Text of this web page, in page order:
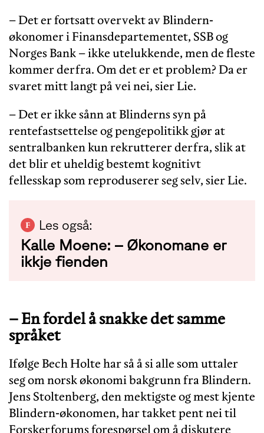
– Det er fortsatt overvekt av Blindern-
økonomer i Finansdepartementet, SSB og
Norges Bank – ikke utelukkende, men de fleste
kommer derfra. Om det er et problem? Da er
svaret mitt langt på vei nei, sier Lie.
– Det er ikke sånn at Blinderns syn på
rentefastsettelse og pengepolitikk gjør at
sentralbanken kun rekrutterer derfra, slik at
det blir et uheldig bestemt kognitivt
fellesskap som reproduserer seg selv, sier Lie.
Les også:
Kalle Moene: – Økonomane er
ikkje fienden
– En fordel å snakke det samme
språket
Ifølge Bech Holte har så å si alle som uttaler
seg om norsk økonomi bakgrunn fra Blindern.
Jens Stoltenberg, den mektigste og mest kjente
Blindern-økonomen, har takket pent nei til
Forskerforums forespørsel om å diskutere